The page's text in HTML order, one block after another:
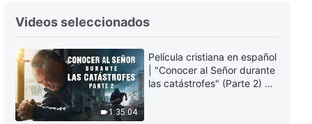
Videos seleccionados
1:35:04
Película cristiana en español
| "Conocer al Señor durante
las catástrofes" (Parte 2) La